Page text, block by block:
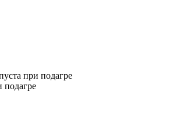
при подагре
подагре